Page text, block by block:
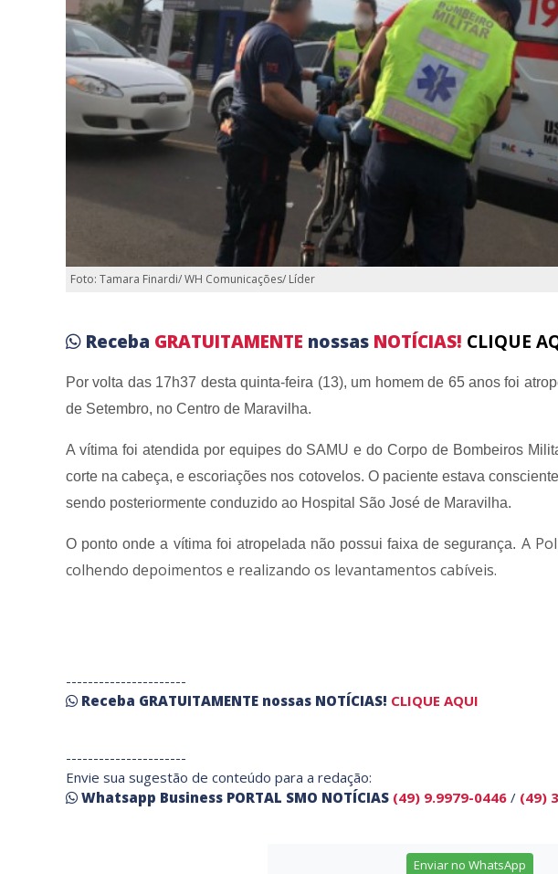
Foto: Tamara Finardi/ WH Comunicações/ Líder
Receba GRATUITAMENTE nossas NOTÍCIAS! CLIQUE
Por volta das 17h37 desta quinta-feira (13), um homem de 65 anos foi
de Setembro, no Centro de Maravilha.
A vítima foi atendida por equipes do SAMU e do Corpo de Bombeiros
corte na cabeça, e escoriações nos cotovelos. O paciente estava
sendo posteriormente conduzido ao Hospital São José de Maravilha.
O ponto onde a vítima foi atropelada não possui faixa de segurança. A
colhendo depoimentos e realizando os levantamentos cabíveis.
----------------------
Receba GRATUITAMENTE nossas NOTÍCIAS! CLIQUE AQUI
----------------------
Envie sua sugestão de conteúdo para a redação:
Whatsapp Business PORTAL SMO NOTÍCIAS (49) 9.9979-0446 / (49)
Enviar no WhatsApp